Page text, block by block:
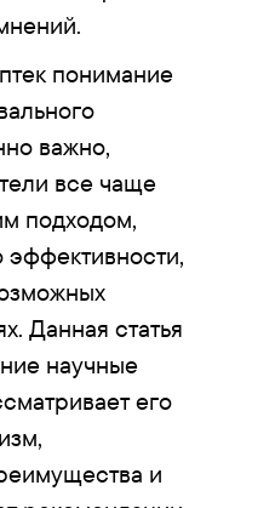
понимание
важно,
все чаще
подходом,
Данная статья
научные
его
и